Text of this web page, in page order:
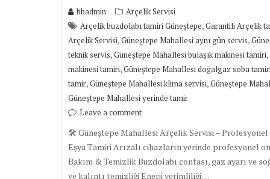
bbadmin
Arçelik Servisi
Arçelik buzdolabı tamiri Güneştepe,Garantili Arçelik
Arçelik Servisi,Güneştepe Mahallesi aynı gün servis,
teknik servis,Güneştepe Mahallesi bulaşık makinesi tamiri,
makinesi tamiri,Güneştepe Mahallesi doğalgaz soba
tamir,Güneştepe Mahallesi klima servisi,Güneştepe
Güneştepe Mahallesi yerinde tamir
Leave a comment
🛠 Güneştepe Mahallesi Arçelik Servisi – Profesyonel
Eşya Tamiri Arızalı cihazların yerinde profesyonel
Bakım & Temizlik Buzdolabı contası, gaz ayarı ve
ve kalıntı temizliği Enerji verimliliği…